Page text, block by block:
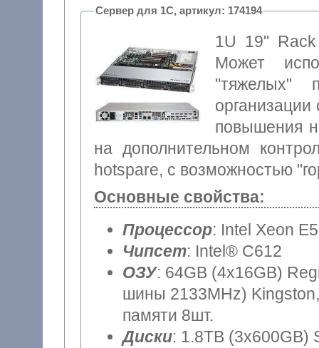
Сервер для 1С, артикул: 174194
1U 19" Rack
Может
"тяжелых"
повышения
на дополнительном
hotspare, с возможностью
Основные свойства:
Процессор: Intel Xeon
Чипсет: Intel® C612
ОЗУ: 64GB (4x16GB)
шины 2133MHz)
памяти 8шт.
Диски: 1.8TB (3x600GB)